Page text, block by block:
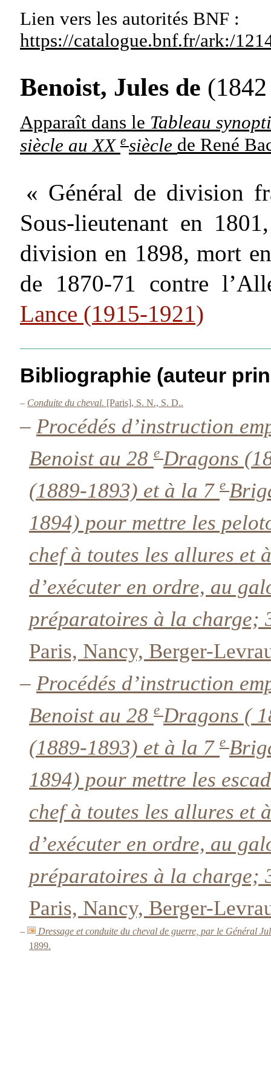
Lien vers les autorités BNF :
https://catalogue.bnf.fr/ark:/
Benoist, Jules de
Apparaît dans le Tableau
siècle au XX e siècle de René
« Général de division
Sous-lieutenant en
division en 1898, mort
de 1870-71 contre
Lance (1915-1921)
Bibliographie (auteur
– Conduite du cheval. [Paris], S. N., S. D..
– Procédés d’instruction
Benoist au 28 e Dragons
(1889-1893) et à la 7 e
1894) pour mettre les
chef à toutes les allures et
d’exécuter en ordre, au
préparatoires à la charge;
Paris, Nancy, Berger-
– Procédés d’instruction
Benoist au 28 e Dragons (
(1889-1893) et à la 7 e
1894) pour mettre les
chef à toutes les allures et
d’exécuter en ordre, au
préparatoires à la charge;
Paris, Nancy, Berger-
–
Dressage et conduite du cheval de guerre, par le Général
1899.